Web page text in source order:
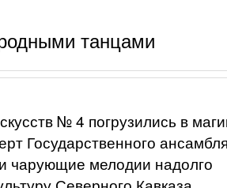
танцами
№ 4 погрузились в
Государственного ансамбля
чарующие мелодии надолго